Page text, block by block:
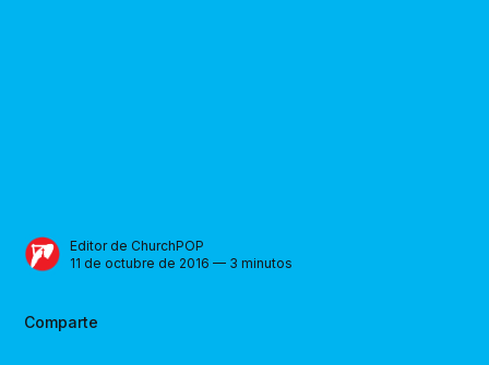
Editor de ChurchPOP
11 de octubre de 2016 — 3 minutos
Comparte